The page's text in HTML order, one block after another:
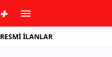
RESMİ İLANLAR